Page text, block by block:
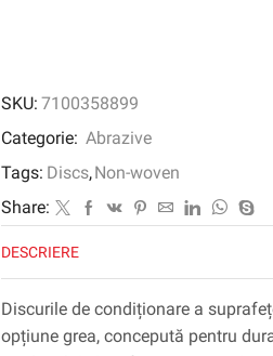
Conditioning
Disc,
DH,
Extra
grosier
80+,
178
mm
22,23
SKU: 7100358899
Categorie: Abrazive
Tags: Discs,Non-woven
Share:
DESCRIERE
Discurile de condiționare a
opțiune grea, concepută pentru